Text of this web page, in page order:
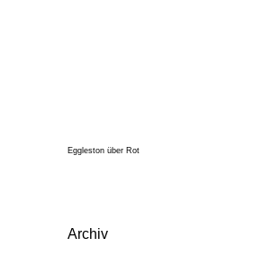
Eggleston über Rot
Archiv